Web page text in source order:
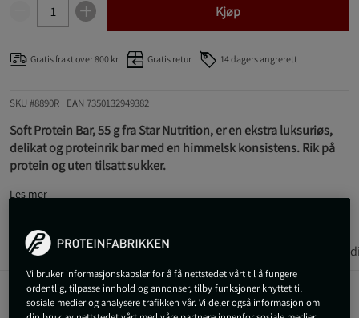
Kjøp
Gratis frakt over 800 kr Gratis retur 14 dagers angrerett
SKU #8890R | EAN 7350132949382
Soft Protein Bar, 55 g fra Star Nutrition, er en ekstra luksuriøs,
delikat og proteinrik bar med en himmelsk konsistens. Rik på
protein og uten tilsatt sukker.
Les mer
Informasjon Anmeldelser Næringsinformasjon &
Soft Protein Bar har tatt et stort steg frem i utviklingen når det
Vi bruker informasjonskapsler for å få nettstedet vårt til å fungere
ordentlig, tilpasse innhold og annonser, tilby funksjoner knyttet til
sosiale medier og analysere trafikken vår. Vi deler også informasjon om